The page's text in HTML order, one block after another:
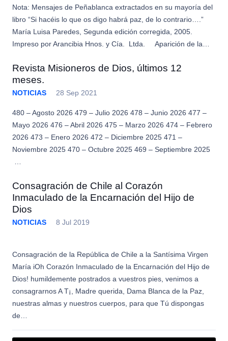
Nota: Mensajes de Peñablanca extractados en su mayoría del
libro “Si hacéis lo que os digo habrá paz, de lo contrario….”
María Luisa Paredes, Segunda edición corregida, 2005.
Impreso por Arancibia Hnos. y Cía. Ltda. Aparición de la…
Revista Misioneros de Dios, últimos 12
meses.
NOTICIAS 28 Sep 2021
480 – Agosto 2026 479 – Julio 2026 478 – Junio 2026 477 –
Mayo 2026 476 – Abril 2026 475 – Marzo 2026 474 – Febrero
2026 473 – Enero 2026 472 – Diciembre 2025 471 –
Noviembre 2025 470 – Octubre 2025 469 – Septiembre 2025
Consagración de Chile al Corazón
Inmaculado de la Encarnación del Hijo de
Dios
NOTICIAS 8 Jul 2019
Consagración de la República de Chile a la Santísima Virgen
María iOh Corazón Inmaculado de la Encarnación del Hijo de
Dios! humildemente postrados a vuestros pies, venimos a
consagrarnos A T¡, Madre querida, Dama Blanca de la Paz,
nuestras almas y nuestros cuerpos, para que Tú dispongas
de…